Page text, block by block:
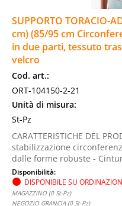
SUPPORTO TORACIO-
cm) (85/95 cm
in due parti, tessuto
velcro
Cod. art.:
ORT-104150-2-21
Unità di misura:
St-Pz
CARATTERISTICHE DEL
stabilizzazione
dalle forme robuste -
Disponibilità:
DISPONIBILE SU
MAGAZZINO (0 St-Pz)
NEGOZIO GRANCIA (0 St-Pz)